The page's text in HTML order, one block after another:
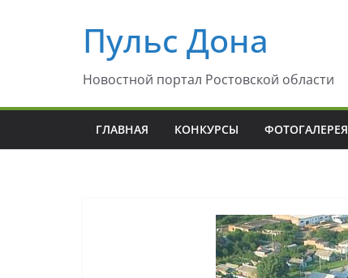
содержимомуПульс Дона
Новостной портал Ростовской области
ГЛАВНАЯ КОНКУРСЫ ФОТОГАЛЕРЕЯ